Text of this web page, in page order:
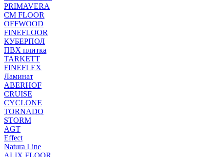
PRIMAVERA
CM FLOOR
OFFWOOD
FINEFLOOR
КУБЕРПОЛ
ПВХ плитка
TARKETT
FINEFLEX
Ламинат
ABERHOF
CRUISE
CYCLONE
TORNADO
STORM
AGT
Effect
Natura Line
ALIX FLOOR